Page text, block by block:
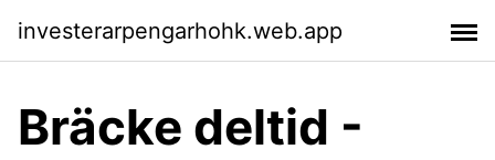
investerarpengarhohk.web.app
Bräcke deltid -